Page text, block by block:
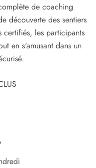
de coaching
découverte des sentiers
certifiés, les participants
en s'amusant dans un